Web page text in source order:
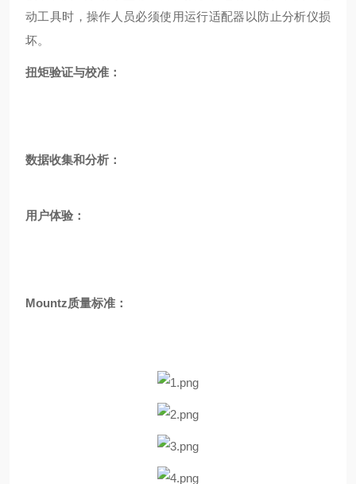
动工具时，操作人员必须使用运行适配器 以防止分析仪损
坏。
扭矩验证与校准：
数据收集和分析：
用户体验：
Mountz质量标准：